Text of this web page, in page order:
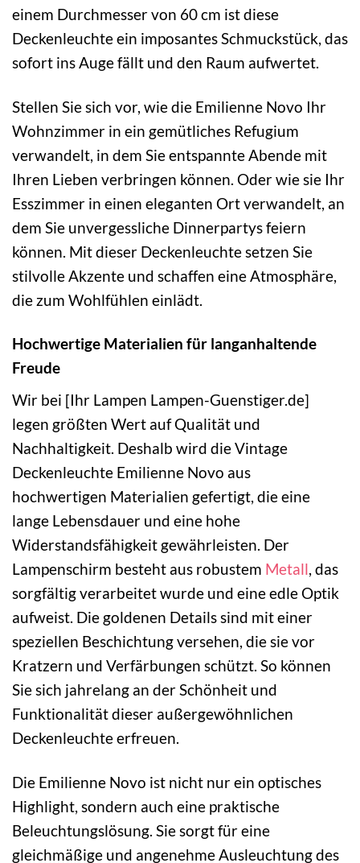
einem Durchmesser von 60 cm ist diese
Deckenleuchte ein imposantes Schmuckstück, das
sofort ins Auge fällt und den Raum aufwertet.
Stellen Sie sich vor, wie die Emilienne Novo Ihr
Wohnzimmer in ein gemütliches Refugium
verwandelt, in dem Sie entspannte Abende mit
Ihren Lieben verbringen können. Oder wie sie Ihr
Esszimmer in einen eleganten Ort verwandelt, an
dem Sie unvergessliche Dinnerpartys feiern
können. Mit dieser Deckenleuchte setzen Sie
stilvolle Akzente und schaffen eine Atmosphäre,
die zum Wohlfühlen einlädt.
Hochwertige Materialien für langanhaltende
Freude
Wir bei [Ihr Lampen Lampen-Guenstiger.de]
legen größten Wert auf Qualität und
Nachhaltigkeit. Deshalb wird die Vintage
Deckenleuchte Emilienne Novo aus
hochwertigen Materialien gefertigt, die eine
lange Lebensdauer und eine hohe
Widerstandsfähigkeit gewährleisten. Der
Lampenschirm besteht aus robustem Metall, das
sorgfältig verarbeitet wurde und eine edle Optik
aufweist. Die goldenen Details sind mit einer
speziellen Beschichtung versehen, die sie vor
Kratzern und Verfärbungen schützt. So können
Sie sich jahrelang an der Schönheit und
Funktionalität dieser außergewöhnlichen
Deckenleuchte erfreuen.
Die Emilienne Novo ist nicht nur ein optisches
Highlight, sondern auch eine praktische
Beleuchtungslösung. Sie sorgt für eine
gleichmäßige und angenehme Ausleuchtung des